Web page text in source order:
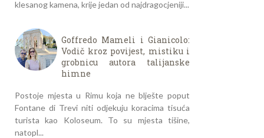
klesanog kamena, krije jedan od najdragocjeniji...
Goffredo Mameli i Gianicolo:
Vodič kroz povijest, mistiku i
grobnicu autora talijanske
himne
Postoje mjesta u Rimu koja ne blješte poput
Fontane di Trevi niti odjekuju koracima tisuća
turista kao Koloseum. To su mjesta tišine,
natopl...